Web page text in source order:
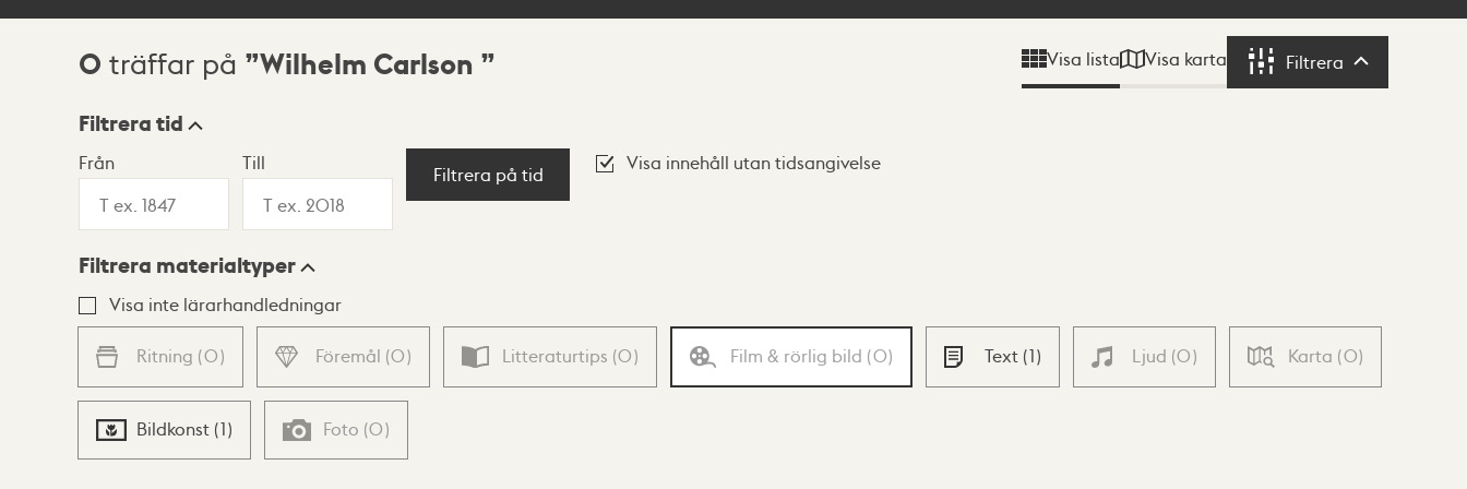
Sökresultat
0 träffar på Wilhelm Carlson Visa lista Visa karta Filtrera Filtrera
Visningsläge
Lista Karta
Filtrera tid
Från Till
Filtrera på tid
Visa innehåll utan tidsangivelse
Filtrera materialtyper
Visa inte lärarhandledningar
Ritning (0) Föremål (0) Litteraturtips (0) Film & rörlig bild (0) Text (1) Ljud (0) Karta (0)
Bildkonst (1) Foto (0)